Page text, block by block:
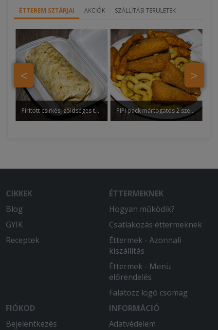
ÉTTEREM SZTÁRJAI AKCIÓK SZÁLLÍTÁSI TERÜLETEK
>
<
Pirított csirkés, zöldséges tortilla PIPI pack mártogatós 2 személyre
CIKKEK
Blog
GYIK
Receptek
ÉTTERMEKNEK
Hogyan működik?
Csatlakozás éttermeknek
Éttermek - Azonnali
kiszállítás
Éttermek - Menü
előrendelés
Falatozz logó csomag
FIÓKOD
Bejelentkezés
INFORMÁCIÓ
Adatvédelem